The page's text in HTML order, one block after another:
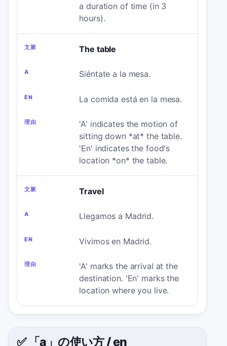
a duration of time (in 3
hours).
The table
Siéntate a la mesa.
La comida está en la mesa.
'A' indicates the motion of
sitting down *at* the table.
'En' indicates the food's
location *on* the table.
Travel
Llegamos a Madrid.
Vivimos en Madrid.
'A' marks the arrival at the
destination. 'En' marks the
location where you live.
✅ 「a」の使い方/en